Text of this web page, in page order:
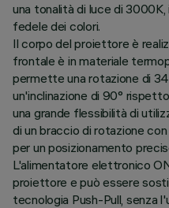
una tonalità di luce di 3000K,
fedele dei colori.
Il corpo del proiettore è
frontale è in materiale
permette una rotazione di
un'inclinazione di 90°
una grande flessibilità di
di un braccio di rotazione
per un posizionamento
L'alimentatore elettronico
proiettore e può essere
tecnologia Push-Pull, senza